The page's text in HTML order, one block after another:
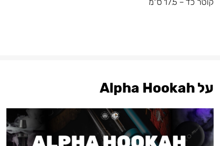
על Alpha Hookah